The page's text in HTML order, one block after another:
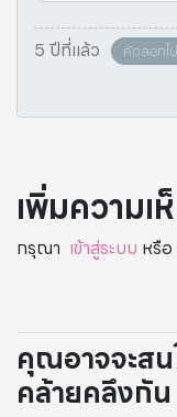
5 ปีที่แล้ว คัดลอกไ
เพิ่มความเ
กรุณา เข้าสู่ระบบ หรือ
คุณอาจจะส
คล้ายคลึงกัน